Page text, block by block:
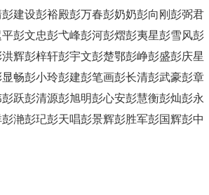
彭建设彭裕殿彭万春彭奶奶彭向刚 彭弼君
平彭文忠彭弋峰彭河彭熠彭夷星彭雪风彭
辉彭梓轩彭宇文彭楚鄂彭峥彭盛彭庆星
畅彭小玲彭建彭笔画彭长清彭武豪彭章
彭跃彭清源彭旭明彭心安彭慧衡彭灿彭永
彭滟彭玘彭天唱彭景辉彭胜军彭国辉彭中